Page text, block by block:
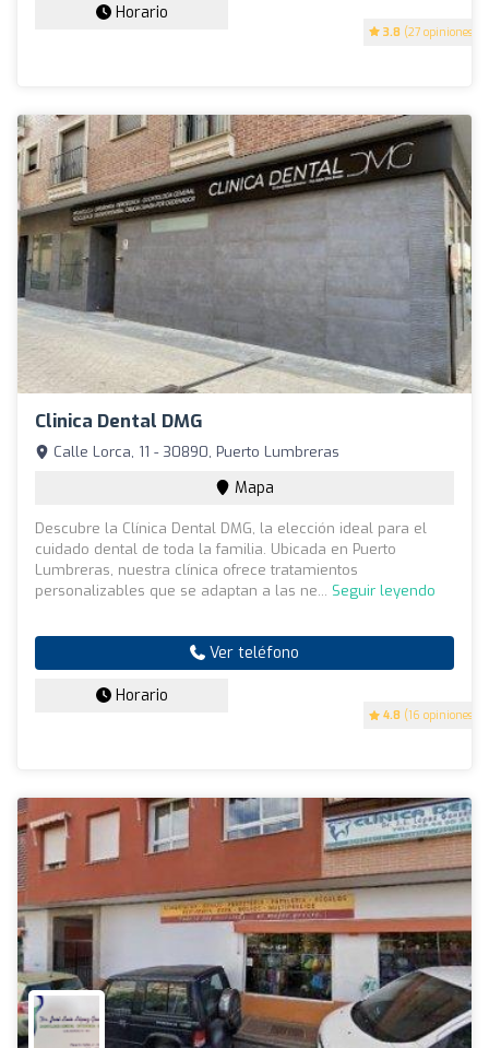
3.8 (27 opiniones)
Horario
Clinica Dental DMG
4.8 (16 opiniones)
Calle Lorca, 11 - 30890, Puerto Lumbreras
Mapa
Descubre la Clínica Dental DMG, la elección ideal para el
cuidado dental de toda la familia. Ubicada en Puerto
Lumbreras, nuestra clínica ofrece tratamientos
personalizables que se adaptan a las ne... Seguir leyendo
Ver teléfono
Horario